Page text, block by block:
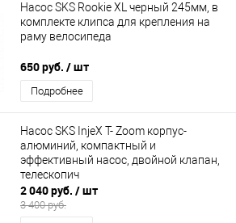
Насос SKS Rookie XL черный 245мм, в
комплекте клипса для крепления на
раму велосипеда
650 руб. / шт
Подробнее
Насос SKS InjeX T- Zoom корпус-
алюминий, компактный и
эффективный насос, двойной клапан,
телескопич
2 040 руб. / шт
3 400 руб.